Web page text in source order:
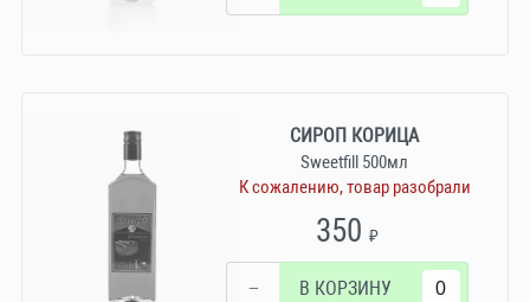
СИРОП КОРИЦА
Sweetfill 500мл
К сожалению, товар разобрали
350₽
− В КОРЗИНУ